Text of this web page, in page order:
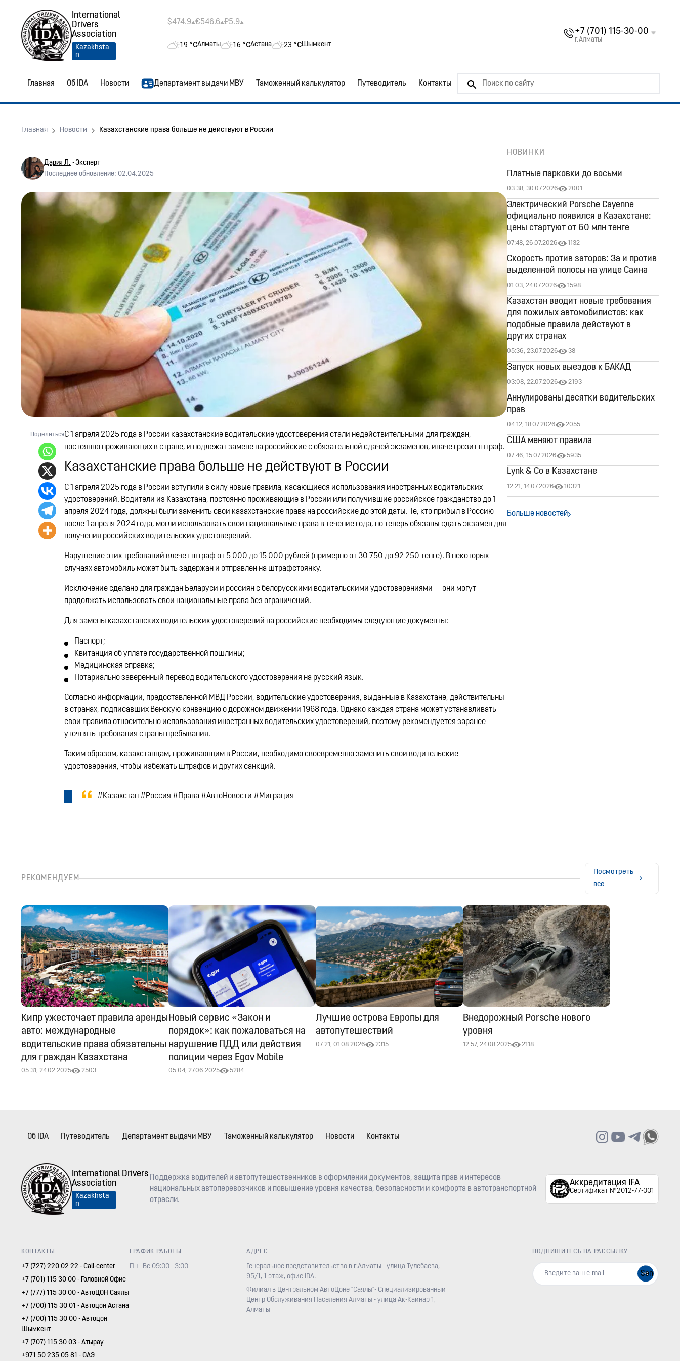
International
Drivers
Association
Kazakhsta
n
$474.9 €546.6 ₽5.9
19 °CАлматы 16 °CАстана 23 °CШымкент
+7 (701) 115-30-00
г.Алматы
Главная Об IDA Новости Департамент выдачи МВУ Таможенный калькулятор Путеводитель Контакты
Главная Новости Казахстанские права больше не действуют в России
Дария Л. - Эксперт
Последнее обновление: 02.04.2025
ПоделитьсяС 1 апреля 2025 года в России казахстанские водительские удостоверения стали недействительными для граждан,
постоянно проживающих в стране, и подлежат замене на российские с обязательной сдачей экзаменов, иначе грозит штраф.
Казахстанские права больше не действуют в России
​С 1 апреля 2025 года в России вступили в силу новые правила, касающиеся использования иностранных водительских
удостоверений. Водители из Казахстана, постоянно проживающие в России или получившие российское гражданство до 1
апреля 2024 года, должны были заменить свои казахстанские права на российские до этой даты. Те, кто прибыл в Россию
после 1 апреля 2024 года, могли использовать свои национальные права в течение года, но теперь обязаны сдать экзамен для
получения российских водительских удостоверений. ​
Нарушение этих требований влечет штраф от 5 000 до 15 000 рублей (примерно от 30 750 до 92 250 тенге). В некоторых
случаях автомобиль может быть задержан и отправлен на штрафстоянку. ​
Исключение сделано для граждан Беларуси и россиян с белорусскими водительскими удостоверениями — они могут
продолжать использовать свои национальные права без ограничений.
Для замены казахстанских водительских удостоверений на российские необходимы следующие документы:​
Паспорт;​
Квитанция об уплате государственной пошлины;​
Медицинская справка;​
Нотариально заверенный перевод водительского удостоверения на русский язык. ​
Согласно информации, предоставленной МВД России, водительские удостоверения, выданные в Казахстане, действительны
в странах, подписавших Венскую конвенцию о дорожном движении 1968 года. Однако каждая страна может устанавливать
свои правила относительно использования иностранных водительских удостоверений, поэтому рекомендуется заранее
уточнять требования страны пребывания. ​
Таким образом, казахстанцам, проживающим в России, необходимо своевременно заменить свои водительские
удостоверения, чтобы избежать штрафов и других санкций.
#Казахстан #Россия #Права #АвтоНовости #Миграция
НОВИНКИ
Платные парковки до восьми
03:38, 30.07.2026 2001
Электрический Porsche Cayenne
официально появился в Казахстане:
цены стартуют от 60 млн тенге
07:48, 26.07.2026 1132
Скорость против заторов: За и против
выделенной полосы на улице Саина
01:03, 24.07.2026 1598
Казахстан вводит новые требования
для пожилых автомобилистов: как
подобные правила действуют в
других странах
05:36, 23.07.2026 38
Запуск новых выездов к БАКАД
03:08, 22.07.2026 2193
Аннулированы десятки водительских
прав
04:12, 18.07.2026 2055
США меняют правила
07:46, 15.07.2026 5935
Lynk & Co в Казахстане
12:21, 14.07.2026 10321
Больше новостей
РЕКОМЕНДУЕМ
Посмотреть
все
Кипр ужесточает правила аренды
авто: международные
водительские права обязательны
для граждан Казахстана
05:31, 24.02.2025 2503
Новый сервис «Закон и
порядок»: как пожаловаться на
нарушение ПДД или действия
полиции через Egov Mobile
05:04, 27.06.2025 5284
Лучшие острова Европы для
автопутешествий
07:21, 01.08.2026 2315
Внедорожный Porsche нового
уровня
12:57, 24.08.2025 2118
Об IDA Путеводитель Департамент выдачи МВУ Таможенный калькулятор Новости Контакты
International Drivers
Association
Kazakhsta
n
Поддержка водителей и автопутешественников в оформлении документов, защита прав и интересов
национальных автоперевозчиков и повышение уровня качества, безопасности и комфорта в автотранспортной
отрасли.
Аккредитация IFA
Сертификат №2012-77-001
КОНТАКТЫ
+7 (727) 220 02 22 - Call-center
+7 (701) 115 30 00 - Головной Офис
+7 (777) 115 30 00 - АвтоЦОН Саялы
+7 (700) 115 30 01 - Автоцон Астана
+7 (700) 115 30 00 - Автоцон
Шымкент
+7 (707) 115 30 03 - Атырау
+971 50 235 05 81 - ОАЭ
ГРАФИК РАБОТЫ
Пн - Вс 09:00 - 3:00
АДРЕС
Генеральное представительство в г.Алматы - улица Тулебаева,
95/1, 1 этаж, офис IDA.
Филиал в Центральном АвтоЦоне "Саялы"- Специализированный
Центр Обслуживания Населения Алматы - улица Ак-Кайнар 1,
Алматы
ПОДПИШИТЕСЬ НА РАССЫЛКУ